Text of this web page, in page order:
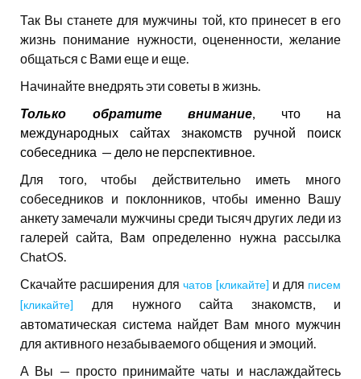
Так Вы станете для мужчины той, кто принесет в его
жизнь понимание нужности, оцененности, желание
общаться с Вами еще и еще.
Начинайте внедрять эти советы в жизнь.
Только обратите внимание, что на
международных сайтах знакомств ручной поиск
собеседника — дело не перспективное.
Для того, чтобы действительно иметь много
собеседников и поклонников, чтобы именно Вашу
анкету замечали мужчины среди тысяч других леди из
галерей сайта, Вам определенно нужна рассылка
ChatOS.
Скачайте расширения для чатов [кликайте] и для писем
[кликайте]
для нужного сайта знакомств, и
автоматическая система найдет Вам много мужчин
для активного незабываемого общения и эмоций.
А Вы — просто принимайте чаты и наслаждайтесь